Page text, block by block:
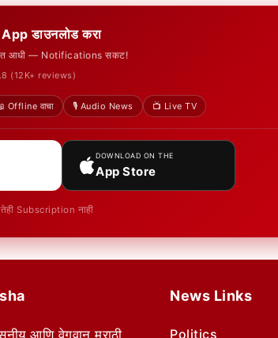
App डाउनलोड करा
आधी — Notifications सकट!
(12K+ reviews)
Offline वाचा 🎙️ Audio News 📺 Live TV
DOWNLOAD ON THE
App Store
Subscription नाही
आणि वेगवान मराठी
News Links
Politics